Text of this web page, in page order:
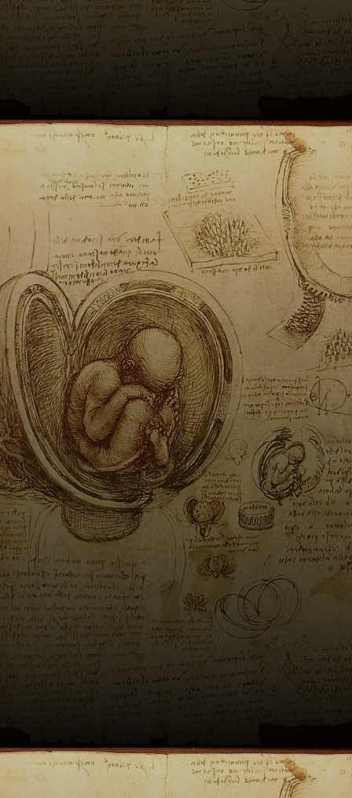
et il fut instruit à
domicile par son
père, un notaire
fortuné, et sa
mère, issue d'une
famille noble.